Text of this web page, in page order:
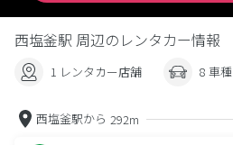
西塩釜駅 周辺のレンタカー情報
1 レンタカー店舗 8 車種
西塩釜駅から 292m